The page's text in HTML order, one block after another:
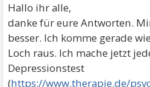
Hallo ihr alle,
danke für eure Antworten.
besser. Ich komme gerade
Loch raus. Ich mache jetzt
Depressionstest
(https://www.therapie.de/